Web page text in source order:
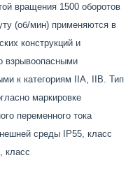
вращения 1500 оборотов
(об/мин) применяются в
конструкций и
взрывоопасными
к категориям IIA, IIB. Тип
маркировке
переменного тока
среды IP55, класс
класс